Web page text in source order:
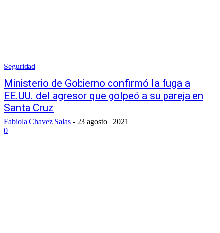
Seguridad
Ministerio de Gobierno confirmó la fuga a
EE.UU. del agresor que golpeó a su pareja en
Santa Cruz
Fabiola Chavez Salas - 23 agosto , 2021
0